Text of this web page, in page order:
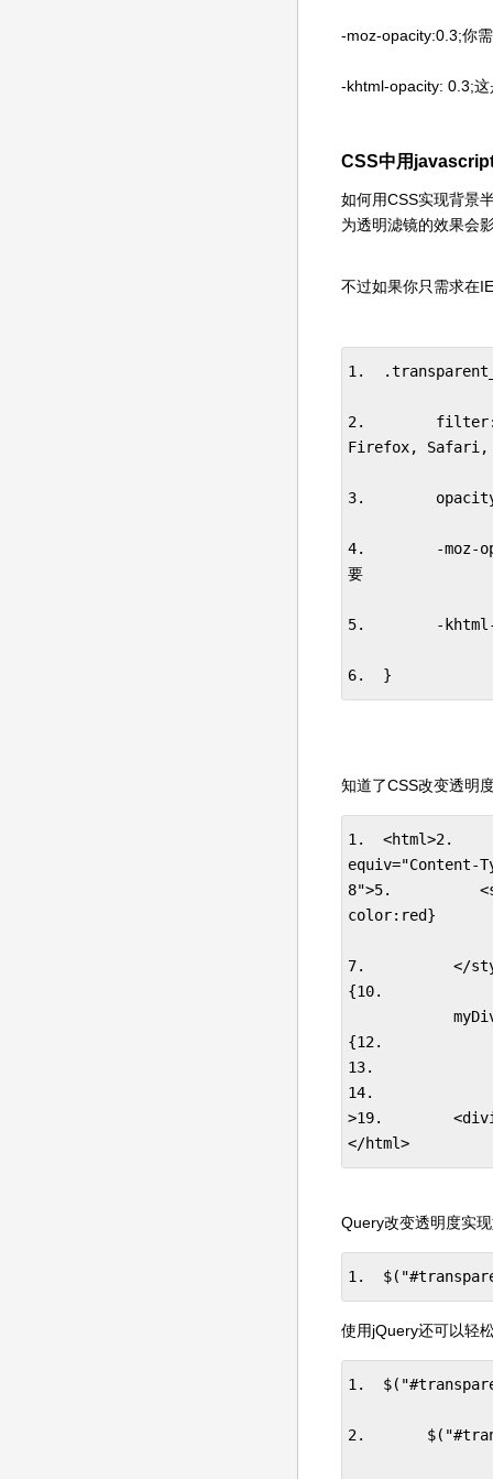
-moz-opacity:0.3;你
-khtml-opacity: 0.3;
CSS中用
如何用CSS实现背景
为透明滤镜的效果会
不过如果你只需求在
1.
2.
Firefox, Safari,
3.
4.        -moz-
要
5.        -
6.  }
知道了CSS改变透明
1.  <html>2.
equiv="Content-
8">5.
color:red}
7.          </
{10.
{12.
13.
14.
>19.
</html>
Query改变透明度实
1.
使用jQuery还可以轻
1.
2.